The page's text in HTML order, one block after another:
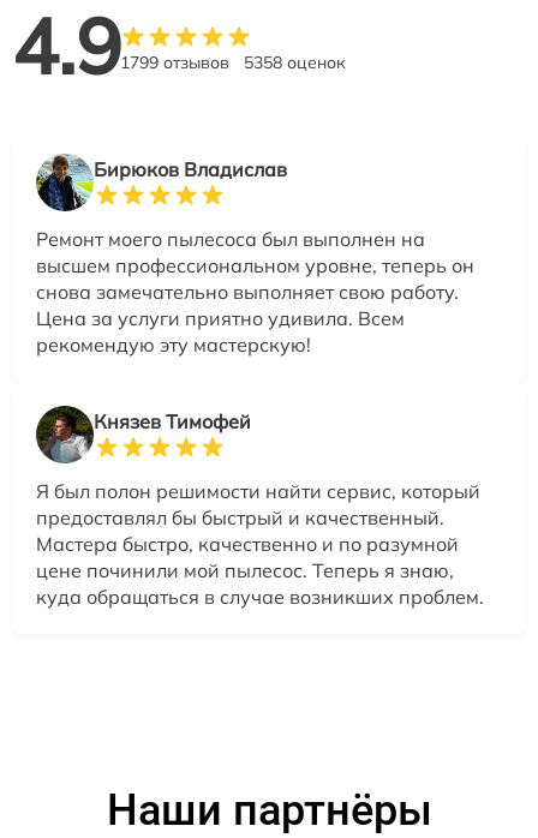
4.91799 отзывов 5358 оценок
Бирюков Владислав
Ремонт моего пылесоса был выполнен на
высшем профессиональном уровне, теперь он
снова замечательно выполняет свою работу.
Цена за услуги приятно удивила. Всем
рекомендую эту мастерскую!
Князев Тимофей
Я был полон решимости найти сервис, который
предоставлял бы быстрый и качественный.
Мастера быстро, качественно и по разумной
цене починили мой пылесос. Теперь я знаю,
куда обращаться в случае возникших проблем.
Наши партнёры